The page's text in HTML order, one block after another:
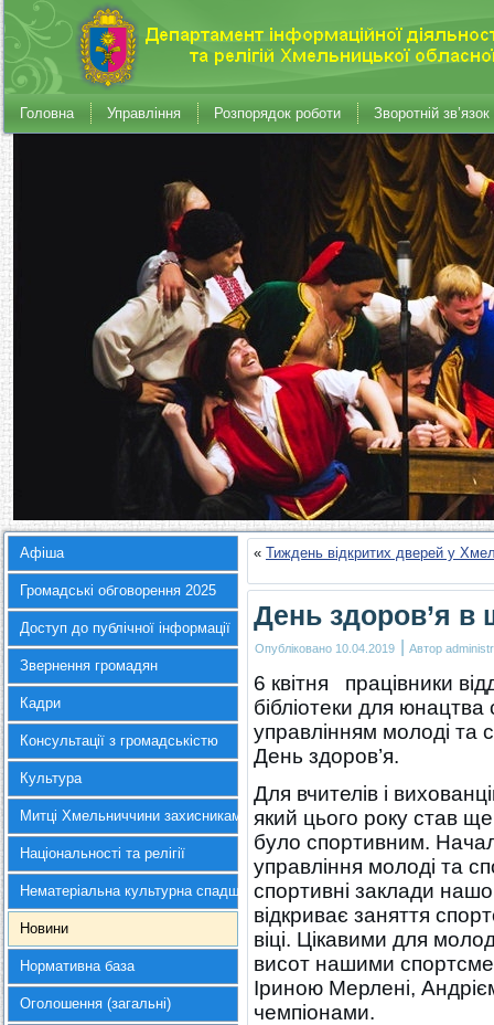
Головна Управління Розпорядок роботи Зворотній зв’язок
Афіша
Громадські обговорення 2025
Доступ до публічної інформації
Звернення громадян
Кадри
Консультації з громадськістю
Культура
Митці Хмельниччини захисникам України
Національності та релігії
Нематеріальна культурна спадщина
Новини
Нормативна база
Оголошення (загальні)
« Тиждень відкритих дверей у
День здоров’я в
Опубліковано 10.04.2019 | Автор
6 квітня працівники
бібліотеки для
управлінням молоді
День здоров’я.
Для вчителів і
який цього року став
було спортивним.
управління молоді та
спортивні заклади
відкриває заняття
віці. Цікавими для
висот нашими
Іриною Мерлені,
чемпіонами.